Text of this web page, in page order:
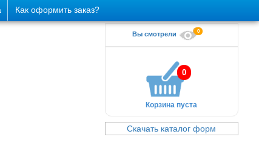
Как оформить заказ?
Вы смотрели 0
0
Корзина пуста
Скачать каталог форм